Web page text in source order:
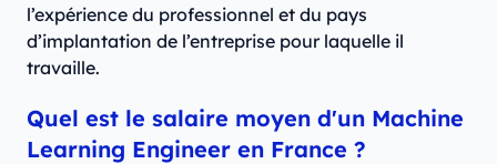
l’expérience du professionnel et du pays
d’implantation de l’entreprise pour laquelle il
travaille.
Quel est le salaire moyen d'un Machine
Learning Engineer en France ?